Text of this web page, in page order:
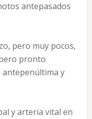
antepasados
pero muy pocos,
pronto
antepenúltima y
y arteria vital en